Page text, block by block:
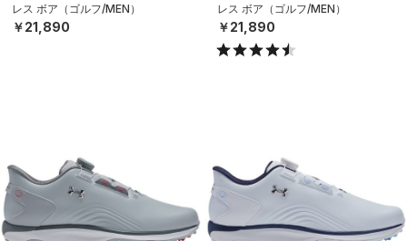
レス ボア（ゴルフ/MEN）
￥21,890
レス ボア（ゴルフ/MEN）
￥21,890